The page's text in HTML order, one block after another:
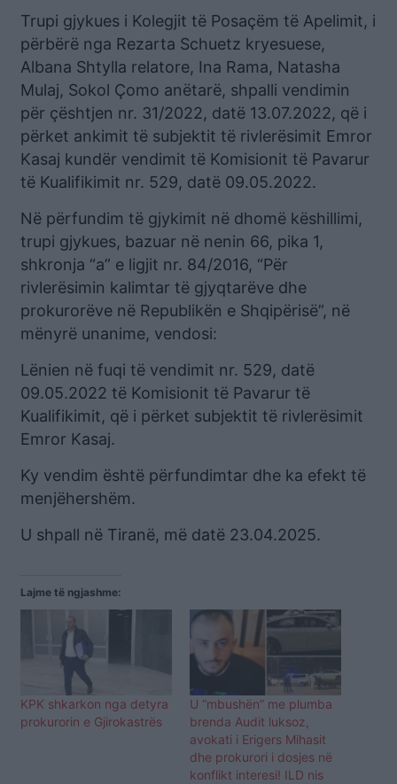
Trupi gjykues i Kolegjit të Posaçëm të Apelimit, i
përbërë nga Rezarta Schuetz kryesuese,
Albana Shtylla relatore, Ina Rama, Natasha
Mulaj, Sokol Çomo anëtarë, shpalli vendimin
për çështjen nr. 31/2022, datë 13.07.2022, që i
përket ankimit të subjektit të rivlerësimit Emror
Kasaj kundër vendimit të Komisionit të Pavarur
të Kualifikimit nr. 529, datë 09.05.2022.
Në përfundim të gjykimit në dhomë këshillimi,
trupi gjykues, bazuar në nenin 66, pika 1,
shkronja “a” e ligjit nr. 84/2016, “Për
rivlerësimin kalimtar të gjyqtarëve dhe
prokurorëve në Republikën e Shqipërisë”, në
mënyrë unanime, vendosi:
Lënien në fuqi të vendimit nr. 529, datë
09.05.2022 të Komisionit të Pavarur të
Kualifikimit, që i përket subjektit të rivlerësimit
Emror Kasaj.
Ky vendim është përfundimtar dhe ka efekt të
menjëhershëm.
U shpall në Tiranë, më datë 23.04.2025.
Lajme të ngjashme:
KPK shkarkon nga detyra
prokurorin e Gjirokastrës
U “mbushën” me plumba
brenda Audit luksoz,
avokati i Erigers Mihasit
dhe prokurori i dosjes në
konflikt interesi! ILD nis